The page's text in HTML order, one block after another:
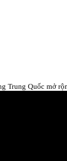
Trung Quốc mở